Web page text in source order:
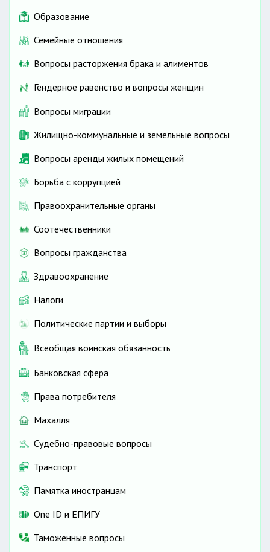
Образование
Семейные отношения
Вопросы расторжения брака и алиментов
Гендерное равенство и вопросы женщин
Вопросы миграции
Жилищно-коммунальные и земельные вопросы
Вопросы аренды жилых помещений
Борьба с коррупцией
Правоохранительные органы
Соотечественники
Вопросы гражданства
Здравоохранение
Налоги
Политические партии и выборы
Всеобщая воинская обязанность
Банковская сфера
Права потребителя
Махалля
Судебно-правовые вопросы
Транспорт
Памятка иностранцам
One ID и ЕПИГУ
Таможенные вопросы